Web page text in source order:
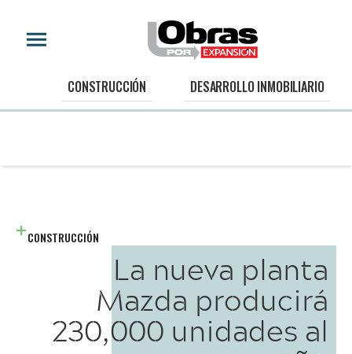
CONSTRUCCIÓN DESARROLLO INMOBILIARIO
CONSTRUCCIÓN
La nueva planta
Mazda producirá
230,000 unidades al